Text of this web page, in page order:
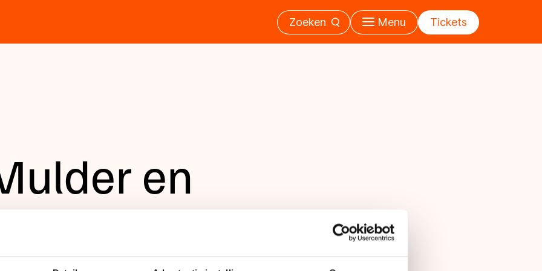
Zoeken Menu Tickets
en